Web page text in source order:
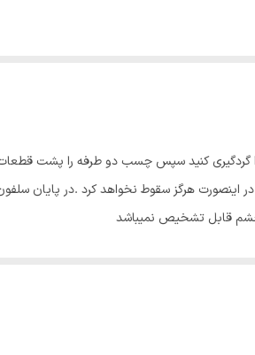
گردگیری کنید سپس چسب دو طرفه را پشت
هرگز سقوط نخواهد کرد .در پایان
قابل تشخیص نمیباشد